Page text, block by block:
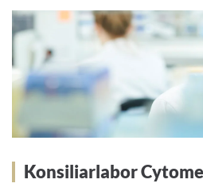
Konsiliarlabor